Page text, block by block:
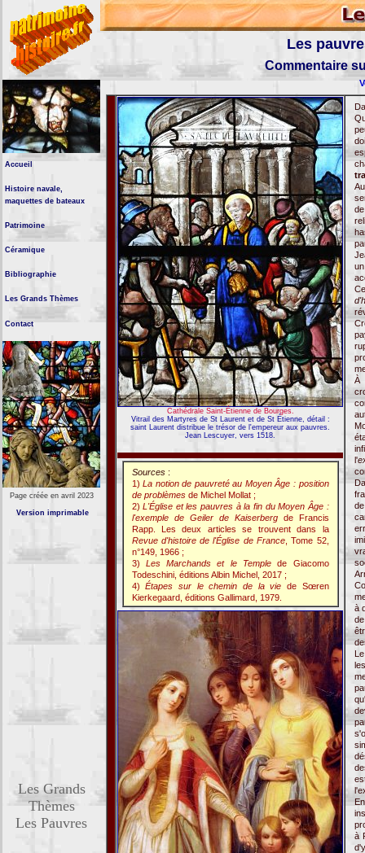
Accueil
Histoire navale,
maquettes de bateaux
Patrimoine
Céramique
Bibliographie
Les Grands Thèmes
Contact
Page créée en avril 2023
Version imprimable
Les Grands
Thèmes
Les Pauvres
Les
Commentaire
Cathédrale Saint-Étienne de Bourges.
Vitrail des Martyres de St Laurent et de St Étienne, détail :
saint Laurent distribue le trésor de l'empereur aux pauvres.
Jean Lescuyer, vers 1518.
Sources:
1)La notion de pauvreté au Moyen Âge : position
de problèmesde Michel Mollat ;
2)L'Église et les pauvres à la fin du Moyen Âge :
l'exemple de Geiler de Kaiserbergde Francis
Rapp. Les deux articles se trouvent dans la
Revue d'histoire de l'Église de France, Tome 52,
n°149, 1966 ;
3) Les Marchands et le Templede Giacomo
Todeschini, éditions Albin Michel, 2017 ;
4)Étapes sur le chemin de la vie de Sœren
Kierkegaard, éditions Gallimard, 1979.
À
l'
à
à